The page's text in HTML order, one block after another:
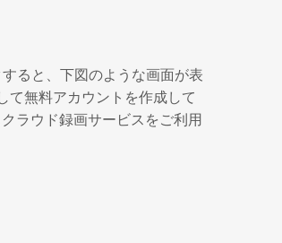
ると、下図のような画面が表
て無料アカウントを作成して
ラウド録画サービスをご利用